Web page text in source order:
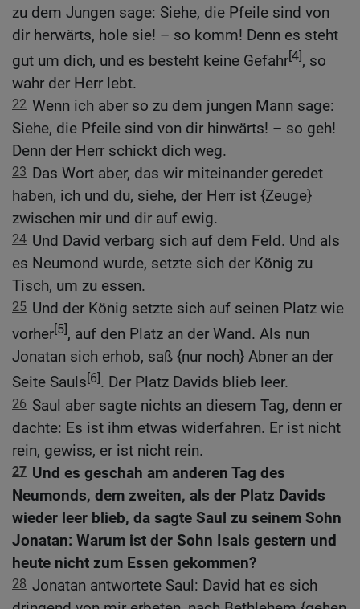
zu dem Jungen sage: Siehe, die Pfeile sind von
dir herwärts, hole sie! – so komm! Denn es steht
gut um dich, und es besteht keine Gefahr[4], so
wahr der Herr lebt.
22 Wenn ich aber so zu dem jungen Mann sage:
Siehe, die Pfeile sind von dir hinwärts! – so geh!
Denn der Herr schickt dich weg.
23 Das Wort aber, das wir miteinander geredet
haben, ich und du, siehe, der Herr ist {Zeuge}
zwischen mir und dir auf ewig.
24 Und David verbarg sich auf dem Feld. Und als
es Neumond wurde, setzte sich der König zu
Tisch, um zu essen.
25 Und der König setzte sich auf seinen Platz wie
vorher[5], auf den Platz an der Wand. Als nun
Jonatan sich erhob, saß {nur noch} Abner an der
Seite Sauls[6]. Der Platz Davids blieb leer.
26 Saul aber sagte nichts an diesem Tag, denn er
dachte: Es ist ihm etwas widerfahren. Er ist nicht
rein, gewiss, er ist nicht rein.
27 Und es geschah am anderen Tag des
Neumonds, dem zweiten, als der Platz Davids
wieder leer blieb, da sagte Saul zu seinem Sohn
Jonatan: Warum ist der Sohn Isais gestern und
heute nicht zum Essen gekommen?
28 Jonatan antwortete Saul: David hat es sich